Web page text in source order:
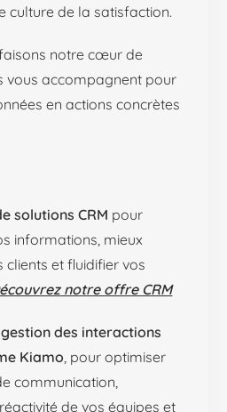
culture de la satisfaction.
notre cœur de
vous accompagnent pour
en actions concrètes
solutions CRM pour
informations, mieux
clients et fluidifier vos
notre offre CRM
des interactions
Kiamo, pour optimiser
communication,
de vos équipes et